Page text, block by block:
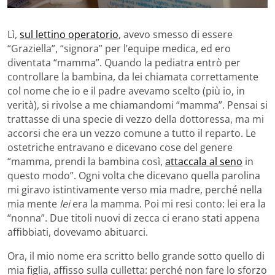
Lì, sul lettino operatorio, avevo smesso di essere
“Graziella”, “signora” per l’equipe medica, ed ero
diventata “mamma”. Quando la pediatra entrò per
controllare la bambina, da lei chiamata correttamente
col nome che io e il padre avevamo scelto (più io, in
verità), si rivolse a me chiamandomi “mamma”. Pensai si
trattasse di una specie di vezzo della dottoressa, ma mi
accorsi che era un vezzo comune a tutto il reparto. Le
ostetriche entravano e dicevano cose del genere
“mamma, prendi la bambina così, attaccala al seno in
questo modo”. Ogni volta che dicevano quella parolina
mi giravo istintivamente verso mia madre, perché nella
mia mente leiera la mamma. Poi mi resi conto: lei era la
“nonna”. Due titoli nuovi di zecca ci erano stati appena
affibbiati, dovevamo abituarci.
Ora, il mio nome era scritto bello grande sotto quello di
mia figlia, affisso sulla culletta: perché non fare lo sforzo